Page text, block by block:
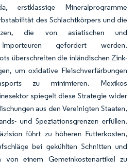
erstklassige Mineralprogramme
des Schlachtkörpers und die
die von asiatischen und
Importeuren gefordert werden.
überschreiten die inländischen Zink-
um oxidative Fleischverfärbungen
zu minimieren. Mexikos
spiegelt diese Strategie wider
aus den Vereinigten Staaten,
und Speziationsgrenzen erfüllen.
führt zu höheren Futterkosten,
bei gekühlten Schnitten und
von einem Gemeinkostenartikel zu